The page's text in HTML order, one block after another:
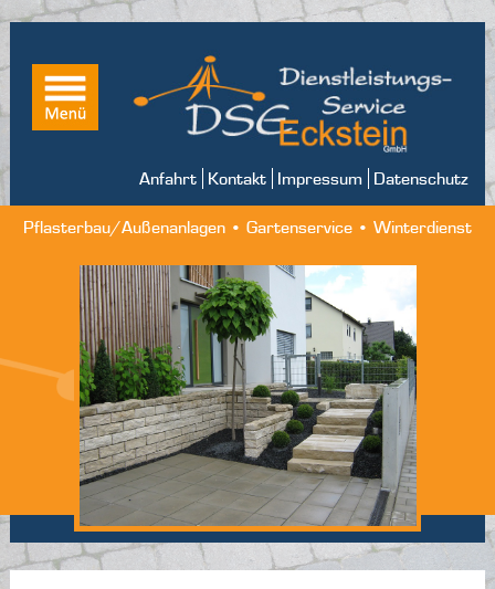
Anfahrt Kontakt Impressum Datenschutz
Pflasterbau/Außenanlagen • Gartenservice • Winterdienst